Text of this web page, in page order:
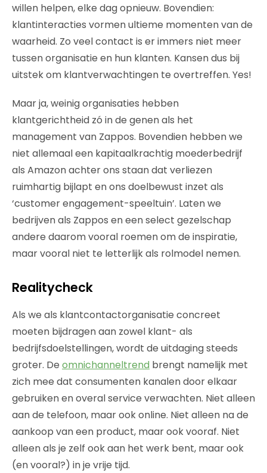
willen helpen, elke dag opnieuw. Bovendien:
klantinteracties vormen ultieme momenten van de
waarheid. Zo veel contact is er immers niet meer
tussen organisatie en hun klanten. Kansen dus bij
uitstek om klantverwachtingen te overtreffen. Yes!
Maar ja, weinig organisaties hebben
klantgerichtheid zó in de genen als het
management van Zappos. Bovendien hebben we
niet allemaal een kapitaalkrachtig moederbedrijf
als Amazon achter ons staan dat verliezen
ruimhartig bijlapt en ons doelbewust inzet als
‘customer engagement-speeltuin’. Laten we
bedrijven als Zappos en een select gezelschap
andere daarom vooral roemen om de inspiratie,
maar vooral niet te letterlijk als rolmodel nemen.
Realitycheck
Als we als klantcontactorganisatie concreet
moeten bijdragen aan zowel klant- als
bedrijfsdoelstellingen, wordt de uitdaging steeds
groter. De omnichanneltrend brengt namelijk met
zich mee dat consumenten kanalen door elkaar
gebruiken en overal service verwachten. Niet alleen
aan de telefoon, maar ook online. Niet alleen na de
aankoop van een product, maar ook vooraf. Niet
alleen als je zelf ook aan het werk bent, maar ook
(en vooral?) in je vrije tijd.